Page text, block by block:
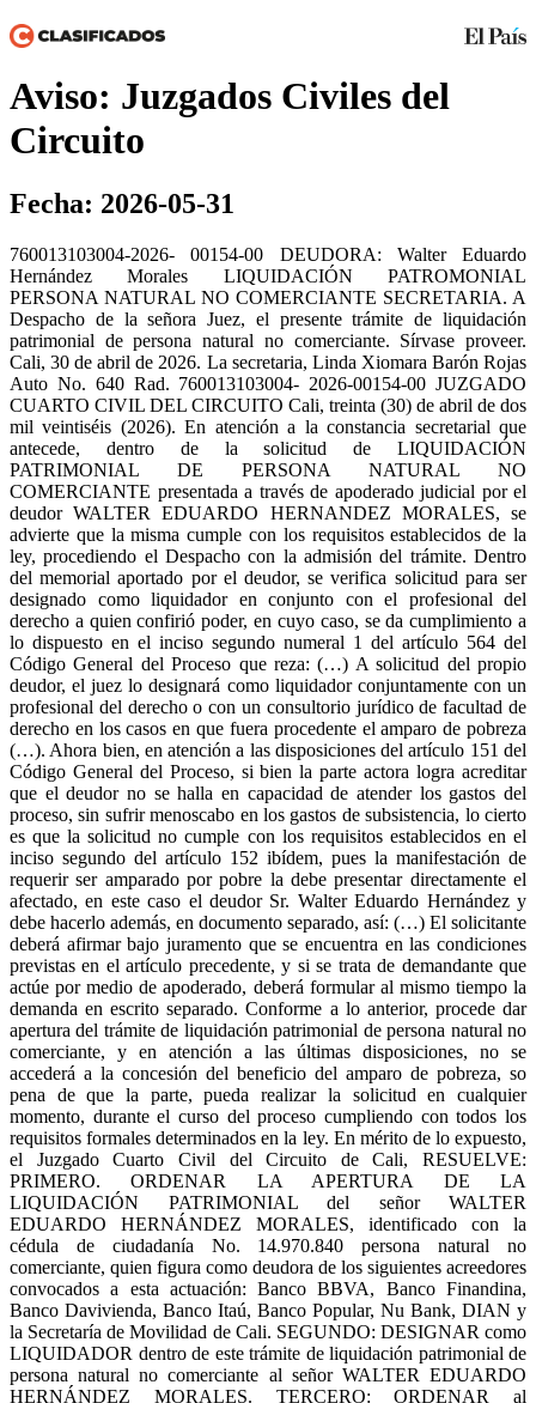
Aviso: Juzgados Civiles del
Circuito
Fecha: 2026-05-31
760013103004-2026- 00154-00 DEUDORA: Walter Eduardo
Hernández Morales LIQUIDACIÓN PATROMONIAL
PERSONA NATURAL NO COMERCIANTE SECRETARIA. A
Despacho de la señora Juez, el presente trámite de liquidación
patrimonial de persona natural no comerciante. Sírvase proveer.
Cali, 30 de abril de 2026. La secretaria, Linda Xiomara Barón Rojas
Auto No. 640 Rad. 760013103004- 2026-00154-00 JUZGADO
CUARTO CIVIL DEL CIRCUITO Cali, treinta (30) de abril de dos
mil veintiséis (2026). En atención a la constancia secretarial que
antecede, dentro de la solicitud de LIQUIDACIÓN
PATRIMONIAL DE PERSONA NATURAL NO
COMERCIANTE presentada a través de apoderado judicial por el
deudor WALTER EDUARDO HERNANDEZ MORALES, se
advierte que la misma cumple con los requisitos establecidos de la
ley, procediendo el Despacho con la admisión del trámite. Dentro
del memorial aportado por el deudor, se verifica solicitud para ser
designado como liquidador en conjunto con el profesional del
derecho a quien confirió poder, en cuyo caso, se da cumplimiento a
lo dispuesto en el inciso segundo numeral 1 del artículo 564 del
Código General del Proceso que reza: (…) A solicitud del propio
deudor, el juez lo designará como liquidador conjuntamente con un
profesional del derecho o con un consultorio jurídico de facultad de
derecho en los casos en que fuera procedente el amparo de pobreza
(…). Ahora bien, en atención a las disposiciones del artículo 151 del
Código General del Proceso, si bien la parte actora logra acreditar
que el deudor no se halla en capacidad de atender los gastos del
proceso, sin sufrir menoscabo en los gastos de subsistencia, lo cierto
es que la solicitud no cumple con los requisitos establecidos en el
inciso segundo del artículo 152 ibídem, pues la manifestación de
requerir ser amparado por pobre la debe presentar directamente el
afectado, en este caso el deudor Sr. Walter Eduardo Hernández y
debe hacerlo además, en documento separado, así: (…) El solicitante
deberá afirmar bajo juramento que se encuentra en las condiciones
previstas en el artículo precedente, y si se trata de demandante que
actúe por medio de apoderado, deberá formular al mismo tiempo la
demanda en escrito separado. Conforme a lo anterior, procede dar
apertura del trámite de liquidación patrimonial de persona natural no
comerciante, y en atención a las últimas disposiciones, no se
accederá a la concesión del beneficio del amparo de pobreza, so
pena de que la parte, pueda realizar la solicitud en cualquier
momento, durante el curso del proceso cumpliendo con todos los
requisitos formales determinados en la ley. En mérito de lo expuesto,
el Juzgado Cuarto Civil del Circuito de Cali, RESUELVE:
PRIMERO. ORDENAR LA APERTURA DE LA
LIQUIDACIÓN PATRIMONIAL del señor WALTER
EDUARDO HERNÁNDEZ MORALES, identificado con la
cédula de ciudadanía No. 14.970.840 persona natural no
comerciante, quien figura como deudora de los siguientes acreedores
convocados a esta actuación: Banco BBVA, Banco Finandina,
Banco Davivienda, Banco Itaú, Banco Popular, Nu Bank, DIAN y
la Secretaría de Movilidad de Cali. SEGUNDO: DESIGNAR como
LIQUIDADOR dentro de este trámite de liquidación patrimonial de
persona natural no comerciante al señor WALTER EDUARDO
HERNÁNDEZ MORALES. TERCERO: ORDENAR al